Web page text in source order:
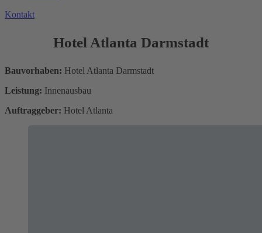
Kontakt
Hotel Atlanta Darmstadt
Bauvorhaben: Hotel Atlanta Darmstadt
Leistung: Innenausbau
Auftraggeber: Hotel Atlanta